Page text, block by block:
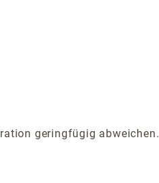
geringfügig abweichen.